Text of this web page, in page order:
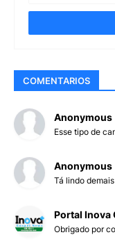
COMENTARIOS
Anonymous
Esse tipo de
Anonymous
Tá lindo demais
Portal Inova
Obrigado por